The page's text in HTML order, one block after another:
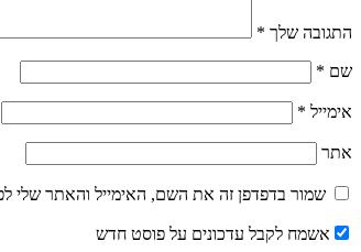
התגובה שלך *
שם *
אימייל *
אתר
שמור בדפדפן זה את השם, האימייל והאתר שלי
אשמח לקבל עדכונים על פוסט חדש